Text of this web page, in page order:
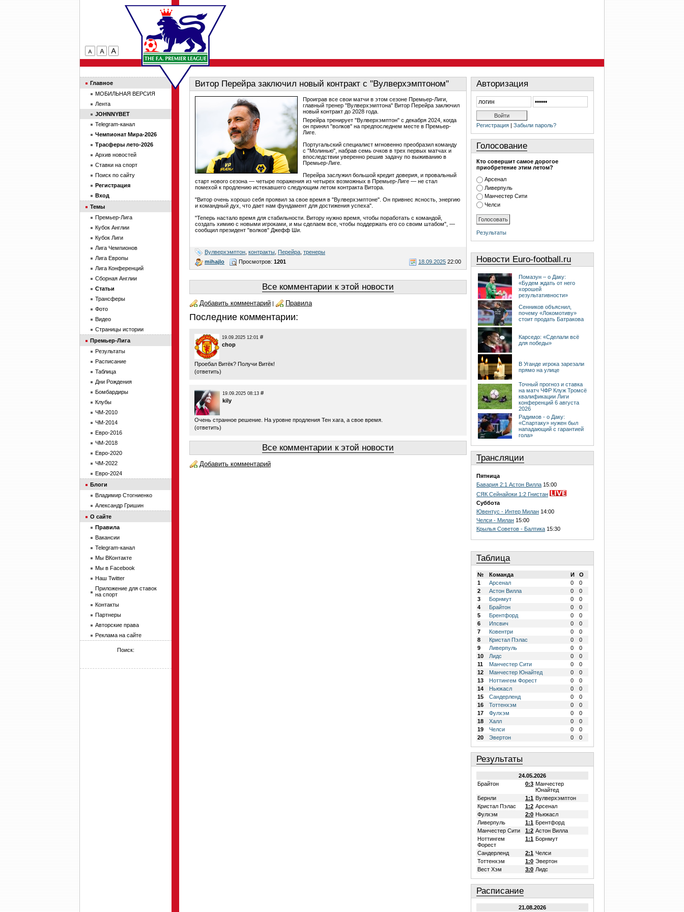
Витор Перейра заключил новый контракт с "Вулверхэмптоном"
Проиграв все свои матчи в этом сезоне Премьер-Лиги,
главный тренер "Вулверхэмптона" Витор Перейра заключил
новый контракт до 2028 года.
Перейра тренирует "Вулверхэмптон" с декабря 2024, когда
он принял "волков" на предпоследнем месте в Премьер-
Лиге.
Португальский специалист мгновенно преобразил команду
с "Молинью", набрав семь очков в трех первых матчах и
впоследствии уверенно решив задачу по выживанию в
Премьер-Лиге.
Перейра заслужил большой кредит доверия, и провальный
старт нового сезона — четыре поражения из четырех возможных в Премьер-Лиге — не стал
помехой к продлению истекавшего следующим летом контракта Витора.
"Витор очень хорошо себя проявил за свое время в "Вулверхэмптоне". Он привнес ясность, энергию
и командный дух, что дает нам фундамент для достижения успеха".
"Теперь настало время для стабильности. Витору нужно время, чтобы поработать с командой,
создать химию с новыми игроками, и мы сделаем все, чтобы поддержать его со своим штабом", —
сообщил президент "волков" Джефф Ши.
Вулверхэмптон контракты Перейра тренеры
mihajlo
18.09.2025 22:00
Просмотров: 1201
Все комментарии к этой новости
Добавить комментарий | Правила
Последние комментарии:
19.09.2025 12:01 #
chop
Проебал Витёк? Получи Витёк!
(ответить)
19.09.2025 08:13 #
kily
Очень странное решение. На уровне продления Тен хага, а свое время.
(ответить)
Все комментарии к этой новости
Добавить комментарий
Авторизация
Регистрация | Забыли пароль?
Голосование
Кто совершит самое дорогое
приобретение этим летом?
Арсенал
Ливерпуль
Манчестер Сити
Челси
Результаты
Новости Euro-football.ru
Помазун – о Даку:
«Будем ждать от него
хорошей
результативности»
Сенников объяснил,
почему «Локомотиву»
стоит продать Батракова
Карседо: «Сделали всё
для победы»
В Уганде игрока зарезали
прямо на улице
Точный прогноз и ставка
на матч ЧФР Клуж Тромсё
квалификации Лиги
конференций 6 августа
2026
Радимов - о Даку:
«Спартаку» нужен был
нападающий с гарантией
гола»
Трансляции
Пятница
Бавария 2:1 Астон Вилла 15:00
СЯК Сейнайоки 1:2 Гнистан
Суббота
Ювентус - Интер Милан 14:00
Челси - Милан 15:00
Крылья Советов - Балтика 15:30
Таблица
№ Команда И
О
1
Арсенал 0
0
2
Астон Вилла 0
0
3
Борнмут 0
0
4
Брайтон 0
0
5
Брентфорд 0
0
6
Ипсвич 0
0
7
Ковентри 0
0
8
Кристал Пэлас 0
0
9
Ливерпуль 0
0
10
Лидс 0
0
11
Манчестер Сити 0
0
12
Манчестер Юнайтед 0
0
13
Ноттингем Форест 0
0
14
Ньюкасл 0
0
15
Сандерленд 0
0
16
Тоттенхэм 0
0
17
Фулхэм 0
0
18
Халл 0
0
19
Челси 0
0
20
Эвертон 0 0
Результаты
24.05.2026
Брайтон
0:3 Манчестер
Юнайтед
Бернли
1:1 Вулверхэмптон
Кристал Пэлас
1:2 Арсенал
Фулхэм
2:0 Ньюкасл
Ливерпуль
1:1 Брентфорд
Манчестер Сити
1:2 Астон Вилла
Ноттингем
Форест
1:1 Борнмут
Сандерленд 2:1 Челси
Тоттенхэм
1:0 Эвертон
Вест Хэм
3:0 Лидс
Расписание
21.08.2026
Главное
МОБИЛЬНАЯ ВЕРСИЯ
Лента
JOHNNYBET
Telegram-канал
Чемпионат Мира-2026
Трасферы лето-2026
Архив новостей
Ставки на спорт
Поиск по сайту
Регистрация
Вход
Темы
Премьер-Лига
Кубок Англии
Кубок Лиги
Лига Чемпионов
Лига Европы
Лига Конференций
Сборная Англии
Статьи
Трансферы
Фото
Видео
Страницы истории
Премьер-Лига
Результаты
Расписание
Таблица
Дни Рождения
Бомбардиры
Клубы
ЧМ-2010
ЧМ-2014
Евро-2016
ЧМ-2018
Евро-2020
ЧМ-2022
Евро-2024
Блоги
Владимир Стогниенко
Александр Гришин
О сайте
Правила
Вакансии
Telegram-канал
Мы ВКонтакте
Мы в Facebook
Наш Twitter
Приложение для ставок
на спорт
Контакты
Партнеры
Авторские права
Реклама на сайте
Поиск: